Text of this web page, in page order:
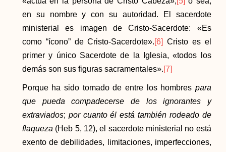
en su nombre y con su autoridad. El sacerdote
ministerial es imagen de Cristo-Sacerdote: «Es
como “ícono” de Cristo-Sacerdote».[6] Cristo es el
primer y único Sacerdote de la Iglesia, «todos los
demás son sus figuras sacramentales».[7]
Porque ha sido tomado de entre los hombres para
que pueda compadecerse de los ignorantes y
extraviados; por cuanto él está también rodeado de
flaqueza (Heb 5, 12), el sacerdote ministerial no está
exento de debilidades, limitaciones, imperfecciones,